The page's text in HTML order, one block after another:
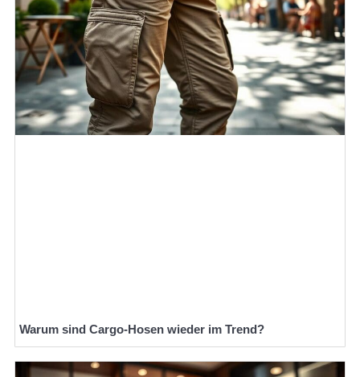
Warum sind Cargo-Hosen wieder im Trend?